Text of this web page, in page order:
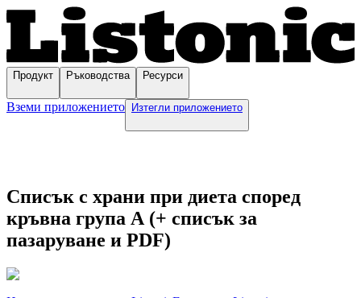
Продукт Ръководства Ресурси
Вземи приложението Изтегли приложението
Списък с храни при диета според
кръвна група А (+ списък за
пазаруване и PDF)